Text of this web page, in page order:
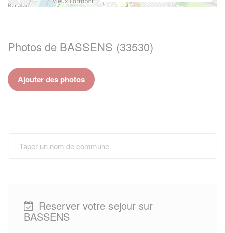
Photos de BASSENS (33530)
Ajouter des photos
Reserver votre sejour sur
BASSENS